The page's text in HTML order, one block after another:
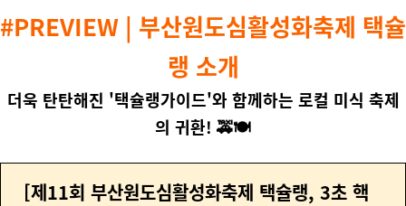
#PREVIEW | 부산원도심활성화축제 택슐
랭 소개
더욱 탄탄해진 '택슐랭가이드'와 함께하는 로컬 미식 축제
의 귀환! 🚕🍽
[제11회 부산원도심활성화축제 택슐랭, 3초 핵